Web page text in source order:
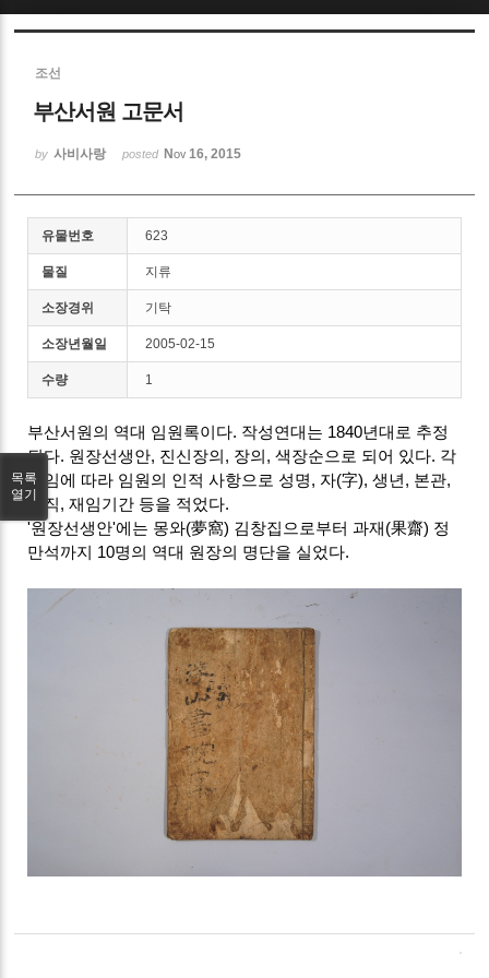
조선
부산서원 고문서
by 사비사랑 posted Nov 16, 2015
유물번호 623
물질 지류
소장경위 기탁
소장년월일 2005-02-15
수량 1
부산서원의 역대 임원록이다. 작성연대는 1840년대로 추정
된다. 원장선생안, 진신장의, 장의, 색장순으로 되어 있다. 각
직임에 따라 임원의 인적 사항으로 성명, 자(字), 생년, 본관,
관직, 재임기간 등을 적었다.
'원장선생안'에는 몽와(夢窩) 김창집으로부터 과재(果齋) 정
만석까지 10명의 역대 원장의 명단을 실었다.
목록
열기
Sketchbook5, 스케치북5
Sketchbook5, 스케치북5